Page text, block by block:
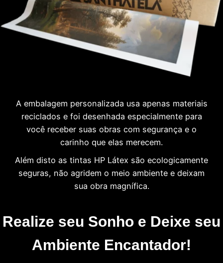
A embalagem personalizada usa apenas materiais
reciclados e foi desenhada especialmente para
você receber suas obras com segurança e o
carinho que elas merecem.
Além disto as tintas HP Látex são ecologicamente
seguras, não agridem o meio ambiente e deixam
sua obra magnífica.
Realize seu Sonho e Deixe seu
Ambiente Encantador!